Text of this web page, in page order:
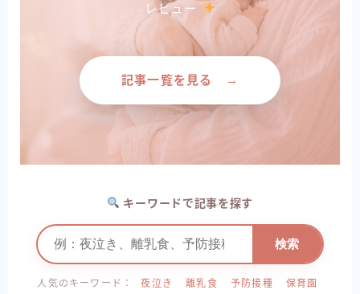
レビュー
記事一覧を見る →
キーワードで記事を探す
検索
人気のキーワード： 夜泣き 離乳食 予防接種
保育園